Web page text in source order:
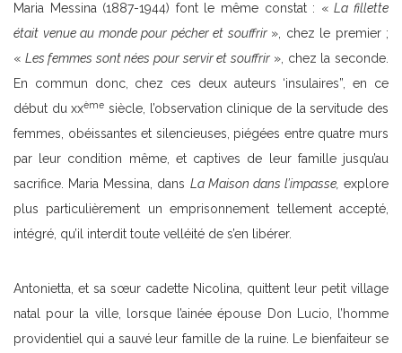
Maria Messina (1887-1944) font le même constat : «La fillette
était venue au monde pour pécher et souffrir », chez le premier ;
« Les femmes sont nées pour servir et souffrir», chez la seconde.
En commun donc, chez ces deux auteurs ‘insulaires”, en ce
début du xxème siècle, l’observation clinique de la servitude des
femmes, obéissantes et silencieuses, piégées entre quatre murs
par leur condition même, et captives de leur famille jusqu’au
sacrifice. Maria Messina, dans La Maison dans l’impasse, explore
plus particulièrement un emprisonnement tellement accepté,
intégré, qu’il interdit toute velléité de s’en libérer.
Antonietta, et sa sœur cadette Nicolina, quittent leur petit village
natal pour la ville, lorsque l’ainée épouse Don Lucio, l’homme
providentiel qui a sauvé leur famille de la ruine. Le bienfaiteur se